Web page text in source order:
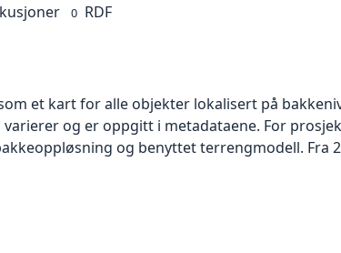
0 RDF
et kart for alle objekter lokalisert på
og er oppgitt i metadataene. For
og benyttet terrengmodell.